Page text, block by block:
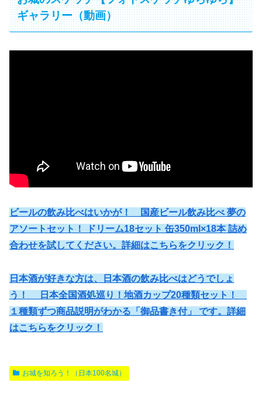
ギャラリー（動画）
ビールの飲み比べはいかが！ 国産ビール飲み比べ 夢の
アソートセット！ ドリーム18セット 缶350ml×18本 詰め
合わせを試してください。詳細はこちらをクリック！
日本酒が好きな方は、日本酒の飲み比べはどうでしょ
う！ 日本全国酒処巡り！地酒カップ20種類セット！
１種類ずつ商品説明がわかる「御品書き付」 です。詳細
はこちらをクリック！
お城を知ろう！（日本100名城）